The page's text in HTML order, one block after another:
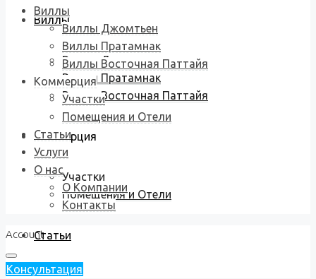
Виллы
Виллы Джомтьен
Виллы Пратамнак
Виллы Восточная Паттайя
Коммерция
Участки
Помещения и Отели
Статьи
Виллы
Виллы Джомтьен
Виллы Пратамнак
Виллы Восточная Паттайя
Коммерция
Участки
Помещения и Отели
Статьи
Услуги
О нас
О Компании
Контакты
Account
Консультация